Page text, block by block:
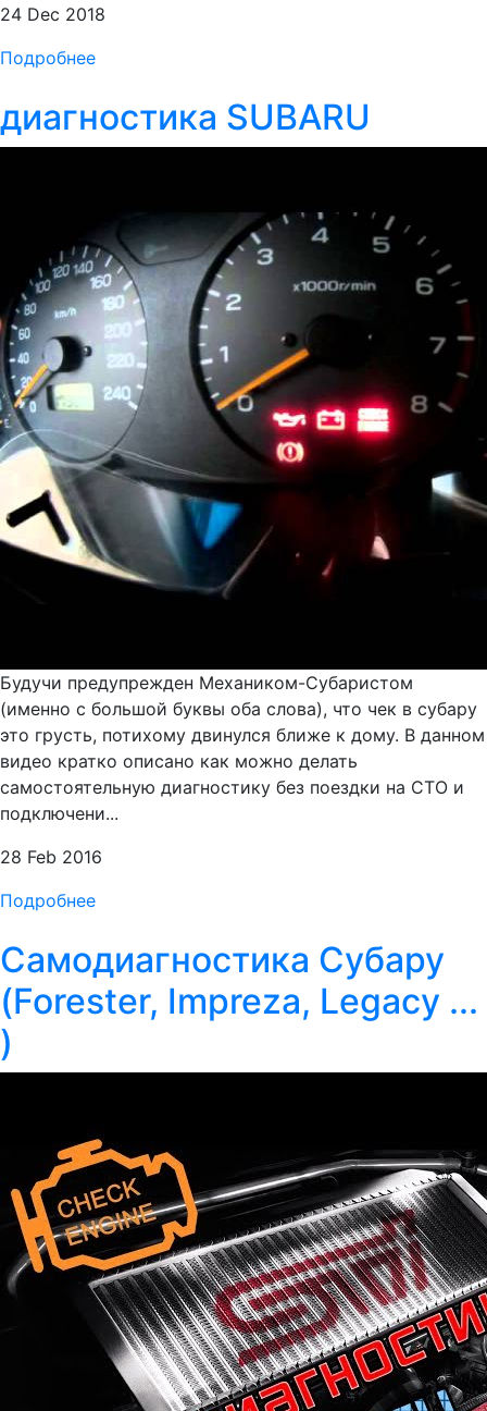
24 Dec 2018
Подробнее
диагностика SUBARU
Будучи предупрежден Механиком-Субаристом
(именно с большой буквы оба слова), что чек в субару
это грусть, потихому двинулся ближе к дому. В данном
видео кратко описано как можно делать
самостоятельную диагностику без поездки на СТО и
подключени...
28 Feb 2016
Подробнее
Самодиагностика Субару
(Forester, Impreza, Legacy ...
)